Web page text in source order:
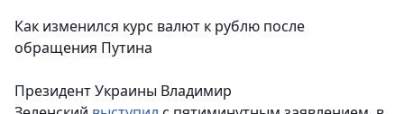
Как изменился курс валют к рублю после
обращения Путина
Президент Украины Владимир